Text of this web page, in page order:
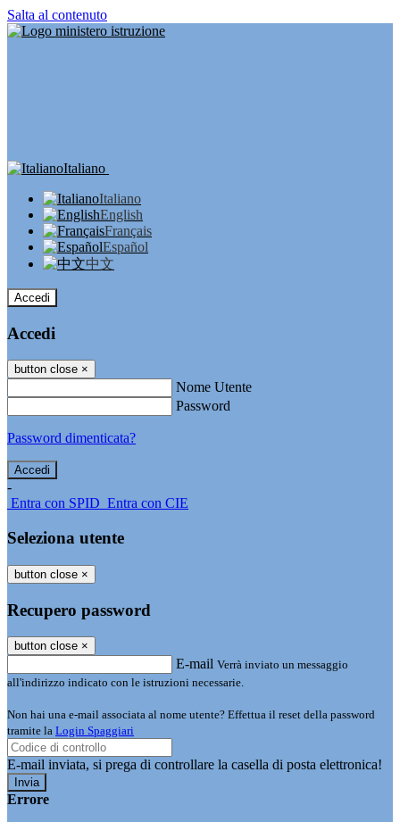
Salta al contenuto
Italiano
Italiano
English
Français
Español
中文
Accedi
Accedi
button close ×
Nome Utente
Password
Password dimenticata?
-
Entra con SPID Entra con CIE
Seleziona utente
button close ×
Recupero password
button close ×
E-mail Verrà inviato un messaggio
all'indirizzo indicato con le istruzioni necessarie.
Non hai una e-mail associata al nome utente? Effettua il reset della password
tramite la Login Spaggiari
E-mail inviata, si prega di controllare la casella di posta elettronica!
Errore